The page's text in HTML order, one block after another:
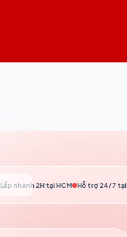
Lắp nhanh 2H tại HCM Hỗ trợ 24/7 tại